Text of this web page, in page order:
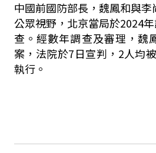
中國前國防部長，魏鳳和與
公眾視野，北京當局於2024
查。經數年調查及審理，魏
案，法院於7日宣判，2人均
執行。